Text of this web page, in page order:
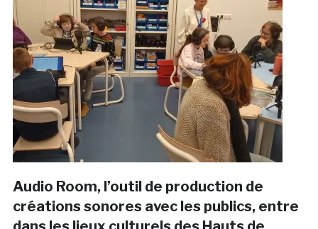
Audio Room, l’outil de production de
créations sonores avec les publics, entre